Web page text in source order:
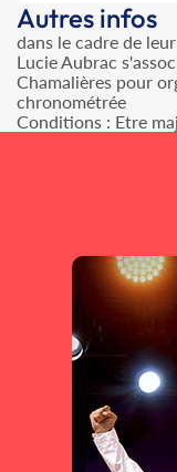
Autres infos
dans le cadre de
Lucie Aubrac
Chamalières pour
chronométrée
Conditions : Etre